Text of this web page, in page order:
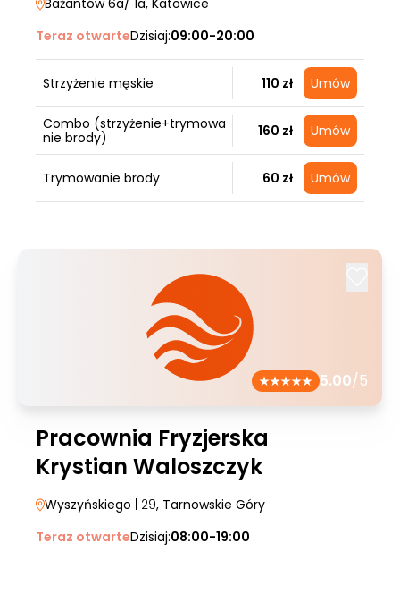
Bażantów 6a/ 1a, Katowice
Teraz otwarteDzisiaj:09:00-20:00
Strzyżenie męskie 110 zł Umów
Combo (strzyżenie+trymowa
nie brody)
160 zł Umów
Trymowanie brody 60 zł Umów
5.00/5
Pracownia Fryzjerska
Krystian Waloszczyk
Wyszyńskiego | 29, Tarnowskie Góry
Teraz otwarteDzisiaj:08:00-19:00